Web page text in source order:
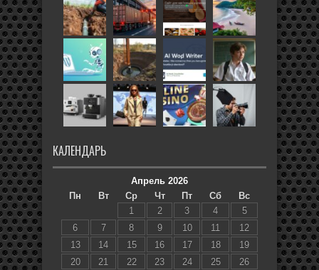
КАЛЕНДАРЬ
Апрель 2026
Пн
Вт Ср Чт Пт Сб
Вс
1
2 3 4
5
6
7 8 9 10 11
12
13
14 15 16 17 18
19
20
21 22 23 24 25 26